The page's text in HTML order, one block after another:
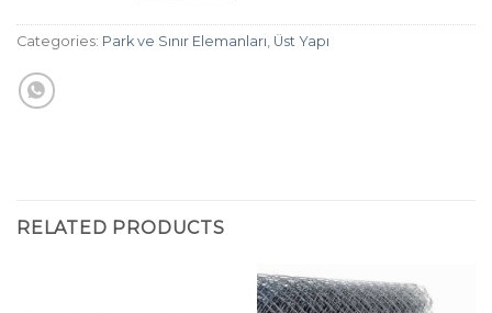
Categories: Park ve Sınır Elemanları Üst Yapı
RELATED PRODUCTS